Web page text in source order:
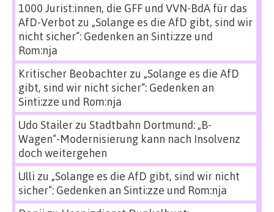
1000 Jurist:innen, die GFF und VVN-BdA für das
AfD-Verbot zu „Solange es die AfD gibt, sind wir
nicht sicher“: Gedenken an Sinti:zze und
Rom:nja
Kritischer Beobachterzu „Solange es die AfD
gibt, sind wir nicht sicher“: Gedenken an
Sinti:zze und Rom:nja
Udo Stailerzu Stadtbahn Dortmund: „B-
Wagen“-Modernisierung kann nach Insolvenz
doch weitergehen
Ulli zu „Solange es die AfD gibt, sind wir nicht
sicher“: Gedenken an Sinti:zze und Rom:nja